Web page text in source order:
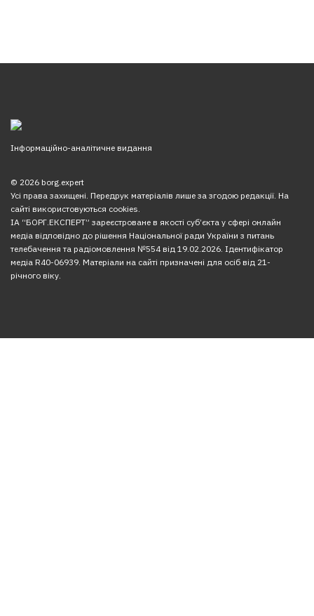
Інформаційно-аналітичне видання
© 2026 borg.expert
Усі права захищені. Передрук матеріалів лише за згодою редакції. На
сайті використовуються cookies.
ІА “БОРГ.ЕКСПЕРТ” зареєстроване в якості суб’єкта у сфері онлайн
медіа відповідно до рішення Національної ради України з питань
телебачення та радіомовлення №554 від 19.02.2026. Ідентифікатор
медіа R40-06939. Матеріали на сайті призначені для осіб від 21-
річного віку.